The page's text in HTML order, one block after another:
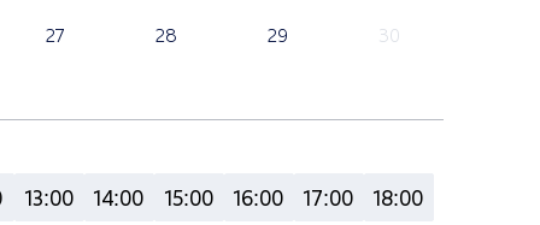
27 28 29
30
13:00 14:00 15:00 16:00 17:00 18:00